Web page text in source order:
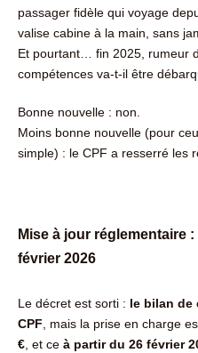
passager fidèle qui voyage
valise cabine à la main, sans
Et pourtant… fin 2025, rumeur
compétences va-t-il être
Bonne nouvelle : non.
Moins bonne nouvelle (pour
simple) : le CPF a resserré les
Mise à jour réglementaire
février 2026
Le décret est sorti : le bilan de
CPF, mais la prise en charge
€, et ce à partir du 26 février